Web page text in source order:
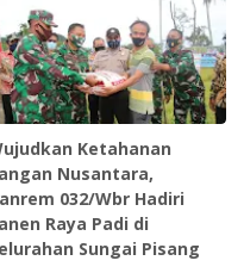
Ketahanan
Nusantara,
032/Wbr Hadiri
Raya Padi di
Sungai Pisang